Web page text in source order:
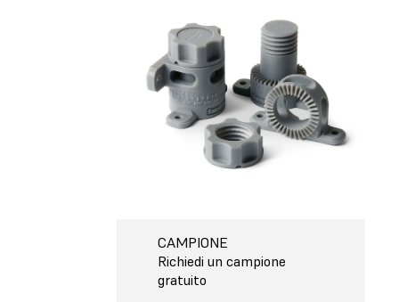
CAMPIONE
Richiedi un campione
gratuito